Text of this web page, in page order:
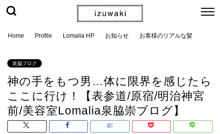
Home Profile Lomalia HP お知らせ お客様のリアルな髪
泉脇ブログ
神の手をもつ男…体に限界を感じたら
ここに行け！【表参道/原宿/明治神宮
前/美容室Lomalia泉脇崇ブログ】